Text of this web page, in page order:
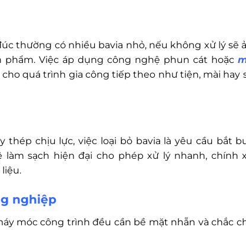
thường có nhiều bavia nhỏ, nếu không xử lý sẽ
Việc áp dụng công nghệ phun cát hoặc
quá trình gia công tiếp theo như tiện, mài hay
chịu lực, việc loại bỏ bavia là yêu cầu bắt
sạch hiện đại cho phép xử lý nhanh, chính
nghiệp
móc công trình đều cần bề mặt nhẵn và chắc